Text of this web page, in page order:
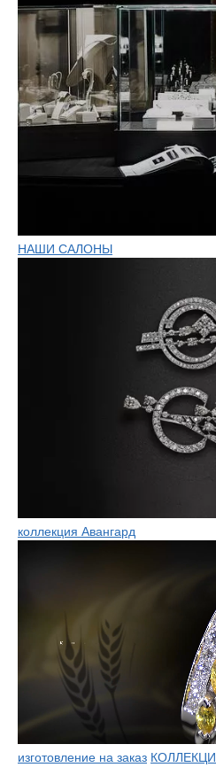
НАШИ САЛОНЫ
коллекция Авангард
изготовление на заказ